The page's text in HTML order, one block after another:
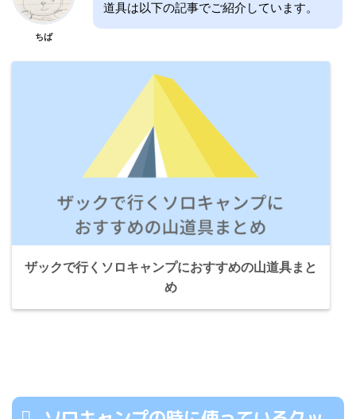
ちば
道具は以下の記事でご紹介しています。
ザックで行くソロキャンプにおすすめの山道具まと
め